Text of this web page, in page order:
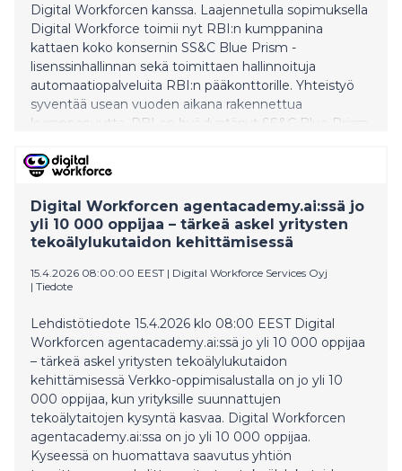
Digital Workforcen kanssa. Laajennetulla sopimuksella
Digital Workforce toimii nyt RBI:n kumppanina
kattaen koko konsernin SS&C Blue Prism -
lisenssinhallinnan sekä toimittaen hallinnoituja
automaatiopalveluita RBI:n pääkonttorille. Yhteistyö
syventää usean vuoden aikana rakennettua
kumppanuutta. RBI on hyödyntänyt SS&C Blue Prism
Automation, RPA) yli kymmenen vuoden ajan
tehostaakseen toimintaansa ja sujuvoittaakseen
toimintojaan läpi organisaation. Uudella sopimuksella
pankki keskittää automaatiokumppanuutensa
palveluntarjoajalleen, Digital Workforcelle, RBI
pääkonttorin luotetulle aut
Digital Workforcen agentacademy.ai:ssä jo
yli 10 000 oppijaa – tärkeä askel yritysten
tekoälylukutaidon kehittämisessä
15.4.2026 08:00:00 EEST | Digital Workforce Services Oyj
| Tiedote
Lehdistötiedote 15.4.2026 klo 08:00 EEST Digital
Workforcen agentacademy.ai:ssä jo yli 10 000 oppijaa
– tärkeä askel yritysten tekoälylukutaidon
kehittämisessä Verkko-oppimisalustalla on jo yli 10
000 oppijaa, kun yrityksille suunnattujen
tekoälytaitojen kysyntä kasvaa. Digital Workforcen
agentacademy.ai:ssa on jo yli 10 000 oppijaa.
Kyseessä on huomattava saavutus yhtiön